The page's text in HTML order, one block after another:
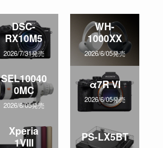
DSC-
RX10M5
2026/7/31発売
WH-
1000XX
2026/6/05発売
SEL10040
0MC
2026/6/05発売
α7R VI
2026/6/05発売
Xperia
1VIII
PS-LX5BT